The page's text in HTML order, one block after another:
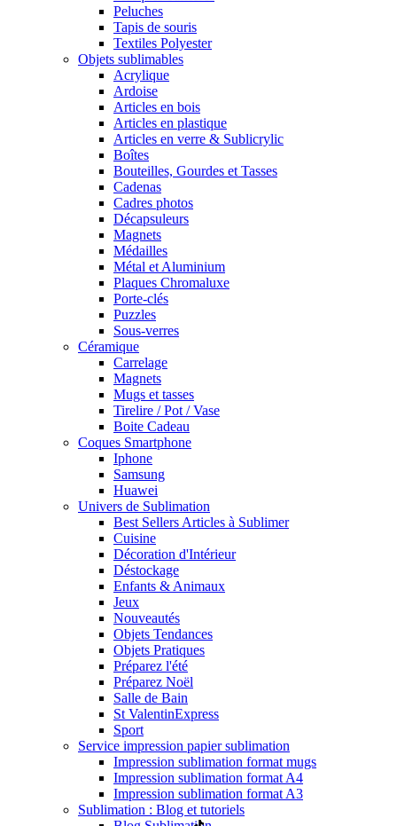
Peluches
Tapis de souris
Textiles Polyester
Objets sublimables
Acrylique
Ardoise
Articles en bois
Articles en plastique
Articles en verre & Sublicrylic
Boîtes
Bouteilles, Gourdes et Tasses
Cadenas
Cadres photos
Décapsuleurs
Magnets
Médailles
Métal et Aluminium
Plaques Chromaluxe
Porte-clés
Puzzles
Sous-verres
Céramique
Carrelage
Magnets
Mugs et tasses
Tirelire / Pot / Vase
Boite Cadeau
Coques Smartphone
Iphone
Samsung
Huawei
Univers de Sublimation
Best Sellers Articles à Sublimer
Cuisine
Décoration d'Intérieur
Déstockage
Enfants & Animaux
Jeux
Nouveautés
Objets Tendances
Objets Pratiques
Préparez l'été
Préparez Noël
Salle de Bain
St ValentinExpress
Sport
Service impression papier sublimation
Impression sublimation format mugs
Impression sublimation format A4
Impression sublimation format A3
Sublimation : Blog et tutoriels